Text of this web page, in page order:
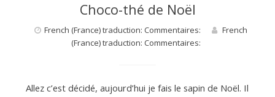
Choco-thé de Noël
French (France) traduction: Commentaires:
French
(France) traduction: Commentaires:
Allez c’est décidé, aujourd’hui je fais le sapin de Noël. Il